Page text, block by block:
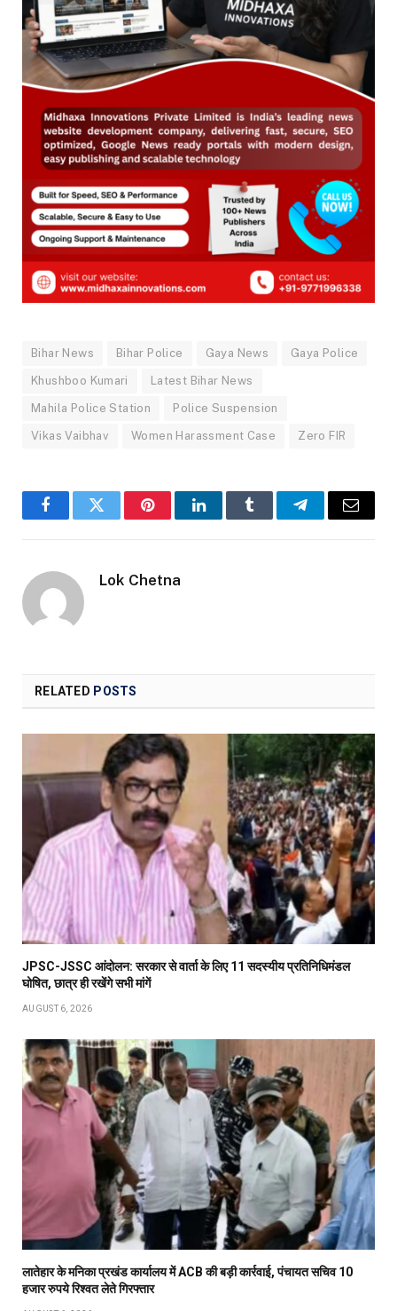
Bihar News Bihar Police Gaya News Gaya Police
Khushboo Kumari Latest Bihar News
Mahila Police Station Police Suspension
Vikas Vaibhav Women Harassment Case Zero FIR
FacebookTwitter PinterestLinkedInTumblr TelegramEmail
Lok Chetna
RELATED POSTS
JPSC-JSSC आंदोलन: सरकार से वार्ता के लिए 11 सदस्यीय प्रतिनिधिमंडल
घोषित, छात्र ही रखेंगे सभी मांगें
AUGUST 6, 2026
लातेहार के मनिका प्रखंड कार्यालय में ACB की बड़ी कार्रवाई, पंचायत सचिव 10
हजार रुपये रिश्वत लेते गिरफ्तार